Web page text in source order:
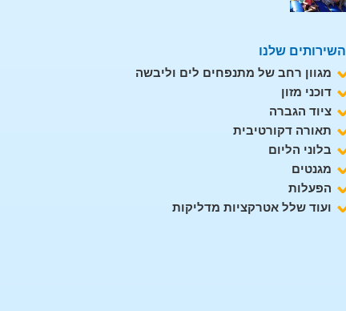
השירותים שלנו
מגוון רחב של מתנפחים לים וליבשה
דוכני מזון
ציוד הגברה
תאורה דקורטיבית
בלוני הליום
מגנטים
הפעלות
ועוד שלל אטרקציות מדליקות